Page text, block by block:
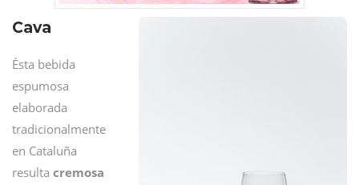
Cava
Ésta bebida
espumosa
elaborada
tradicionalmente
en Cataluña
resulta cremosa